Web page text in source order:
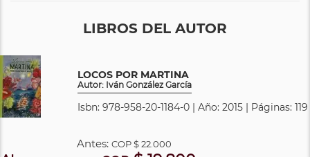
LIBROS DEL AUTOR
LOCOS POR MARTINA
Autor: Iván González García
Isbn: 978-958-20-1184-0 | Año: 2015 | Páginas: 119
Antes: COP$ 22.000